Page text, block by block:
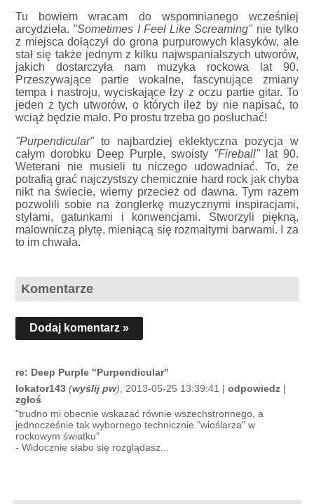
Tu bowiem wracam do wspomnianego wcześniej
arcydzieła. "Sometimes I Feel Like Screaming"nie tylko
z miejsca dołączył do grona purpurowych klasyków, ale
stał się także jednym z kilku najwspanialszych utworów,
jakich dostarczyła nam muzyka rockowa lat 90.
Przeszywające partie wokalne, fascynujące zmiany
tempa i nastroju, wyciskające łzy z oczu partie gitar. To
jeden z tych utworów, o których ileż by nie napisać, to
wciąż będzie mało. Po prostu trzeba go posłuchać!
"Purpendicular"to najbardziej eklektyczna pozycja w
całym dorobku Deep Purple, swoisty "Fireball"lat 90.
Weterani nie musieli tu niczego udowadniać. To, że
potrafią grać najczystszy chemicznie hard rock jak chyba
nikt na świecie, wiemy przecież od dawna. Tym razem
pozwolili sobie na żonglerkę muzycznymi inspiracjami,
stylami, gatunkami i konwencjami. Stworzyli piękną,
malowniczą płytę, mieniącą się rozmaitymi barwami. I za
to im chwała.
Komentarze
Dodaj komentarz »
re: Deep Purple "Purpendicular"
lokator143 (wyślij pw), 2013-05-25 13:39:41 |odpowiedz |
zgłoś
"trudno mi obecnie wskazać równie wszechstronnego, a
jednocześnie tak wybornego technicznie "wioślarza" w
rockowym światku"
- Widocznie słabo się rozglądasz...